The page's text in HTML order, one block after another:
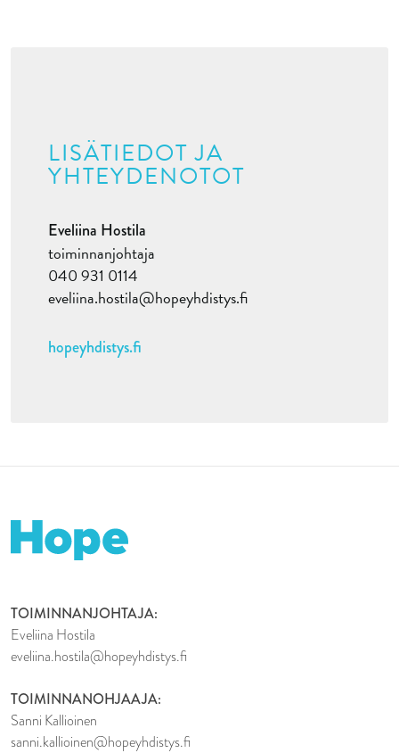
LISÄTIEDOT JA
YHTEYDENOTOT
Eveliina Hostila
toiminnanjohtaja
040 931 0114
eveliina.hostila@hopeyhdistys.fi
hopeyhdistys.fi
TOIMINNANJOHTAJA:
Eveliina Hostila
eveliina.hostila@hopeyhdistys.fi
TOIMINNANOHJAAJA:
Sanni Kallioinen
sanni.kallioinen@hopeyhdistys.fi